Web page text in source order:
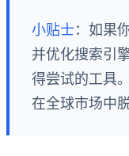
小贴士 ：如果
并优化搜索引
得尝试的工具
在全球市场中